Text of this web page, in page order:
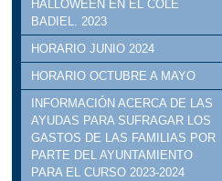
HALLOWEEN EN EL COLE
BADIEL. 2023
HORARIO JUNIO 2024
HORARIO OCTUBRE A MAYO
INFORMACIÓN ACERCA DE LAS
AYUDAS PARA SUFRAGAR LOS
GASTOS DE LAS FAMILIAS POR
PARTE DEL AYUNTAMIENTO
PARA EL CURSO 2023-2024